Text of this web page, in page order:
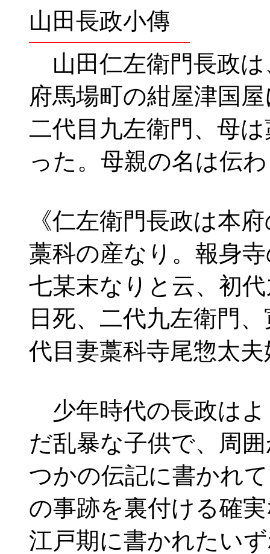
山田長政小傳
山田仁左衛門長政は
府馬場町の紺屋津国
二代目九左衛門、母
った。母親の名は伝
《仁左衛門長政は本
藁科の産なり。報身
七某末なりと云、初
日死、二代九左衛門
代目妻藁科寺尾惣太
少年時代の長政は
だ乱暴な子供で、周
つかの伝記に書かれ
の事跡を裏付ける確
江戸期に書かれたい